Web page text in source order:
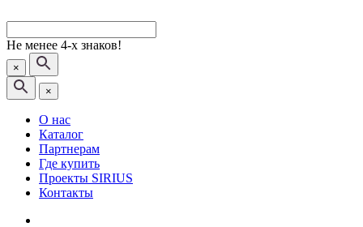
Не менее 4-х знаков!
×
×
О нас
Каталог
Партнерам
Где купить
Проекты SIRIUS
Контакты